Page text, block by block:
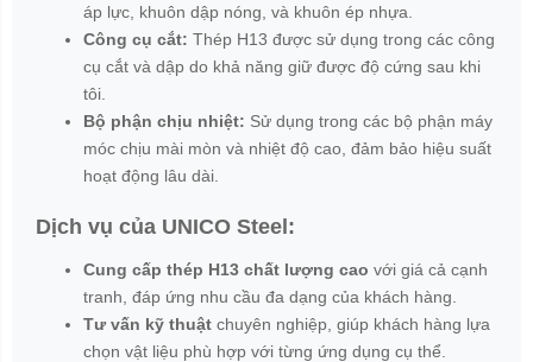
áp lực, khuôn dập nóng, và khuôn ép nhựa.
Công cụ cắt: Thép H13 được sử dụng trong các công
cụ cắt và dập do khả năng giữ được độ cứng sau khi
tôi.
Bộ phận chịu nhiệt: Sử dụng trong các bộ phận máy
móc chịu mài mòn và nhiệt độ cao, đảm bảo hiệu suất
hoạt động lâu dài.
Dịch vụ của UNICO Steel:
Cung cấp thép H13 chất lượng cao với giá cả cạnh
tranh, đáp ứng nhu cầu đa dạng của khách hàng.
Tư vấn kỹ thuật chuyên nghiệp, giúp khách hàng lựa
chọn vật liệu phù hợp với từng ứng dụng cụ thể.